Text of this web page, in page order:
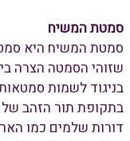
סמטת המשיח
סמטת המשיח היא
בניגוד לשמות
בתקופת תור הזהב של
דורות שלמים כמו